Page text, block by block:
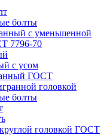
болты
с уменьшенной
7796-70
с усом
ГОСТ
головкой
болты
головкой ГОСТ